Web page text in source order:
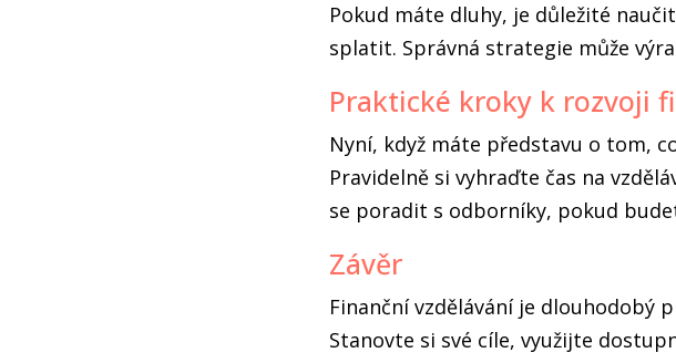
Pokud máte dluhy, je důležité
splatit. Správná strategie může
Praktické kroky k rozvoji
Nyní, když máte představu o tom,
Pravidelně si vyhraďte čas na
se poradit s odborníky, pokud
Závěr
Finanční vzdělávání je dlouhodobý
Stanovte si své cíle, využijte